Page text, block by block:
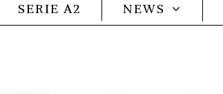
SERIE A2 NEWS